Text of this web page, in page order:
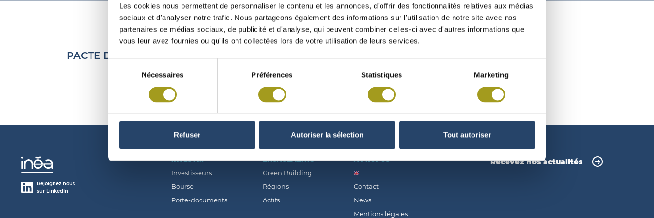
Les cookies nous permettent de personnaliser le contenu et les annonces, d'offrir des fonctionnalités relatives aux médias
sociaux et d'analyser notre trafic. Nous partageons également des informations sur l'utilisation de notre site avec nos
partenaires de médias sociaux, de publicité et d'analyse, qui peuvent combiner celles-ci avec d'autres informations que
vous leur avez fournies ou qu'ils ont collectées lors de votre utilisation de leurs services.
consentement
Nécessaires Préférences Statistiques Marketing
Refuser Autoriser la sélection Tout autoriser
PACTE D’ACTIONNAIRES CONCLU EN DÉCEMBRE 2006
Rejoignez nous
sur LinkedIn
INVESTIR
Investisseurs
Bourse
Porte-documents
ENGAGEMENTS
Green Building
Régions
Actifs
À PROPOS
Contact
News
Mentions légales
Recevez nos actualités